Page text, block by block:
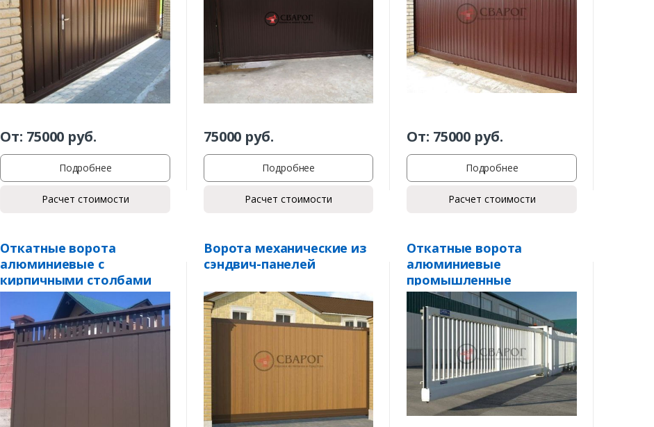
От: 75000 руб.
Подробнее
Расчет стоимости
75000 руб.
Подробнее
Расчет стоимости
От: 75000 руб.
Подробнее
Расчет стоимости
Откатные ворота
алюминиевые с
кирпичными столбами
Ворота механические из
сэндвич-панелей
Откатные ворота
алюминиевые
промышленные